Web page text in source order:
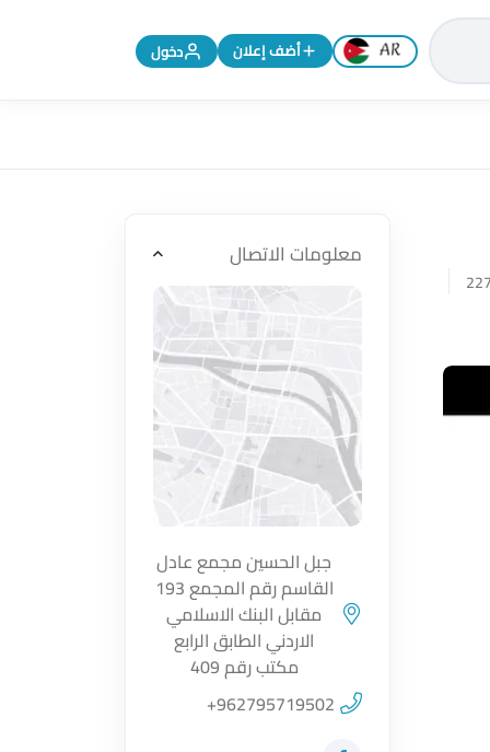
تغيير اللغة إلى الإنجليزية
أضف إعلان دخول
معلومات الاتصال
اضغط لتحميل الموقع
جبل الحسين مجمع عادل
القاسم رقم المجمع 193
مقابل البنك الاسلامي
الاردني الطابق الرابع
مكتب رقم 409
+962795719502